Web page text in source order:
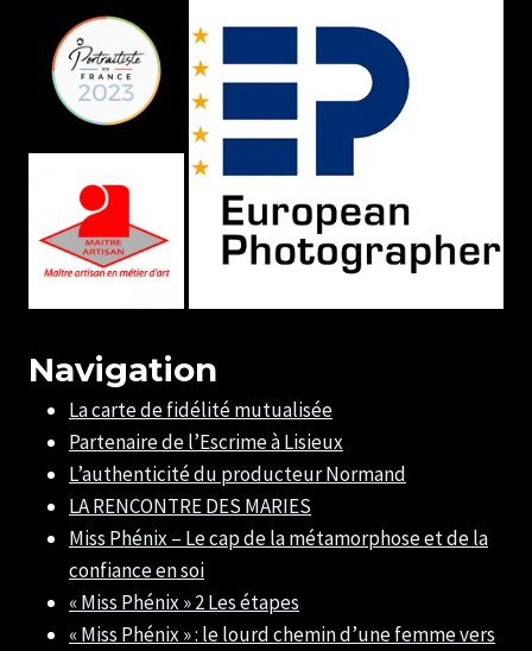
Navigation
La carte de fidélité mutualisée
Partenaire de l’Escrime à Lisieux
L’authenticité du producteur Normand
LA RENCONTRE DES MARIES
Miss Phénix – Le cap de la métamorphose et de la
confiance en soi
« Miss Phénix » 2 Les étapes
« Miss Phénix » : le lourd chemin d’une femme vers